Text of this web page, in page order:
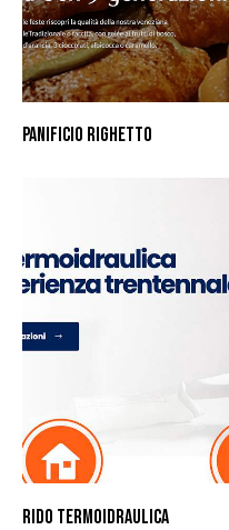
PANIFICIO RIGHETTO
RIDO TERMOIDRAULICA